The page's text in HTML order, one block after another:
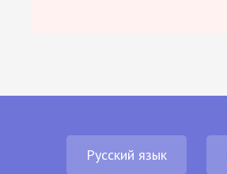
Русский язык